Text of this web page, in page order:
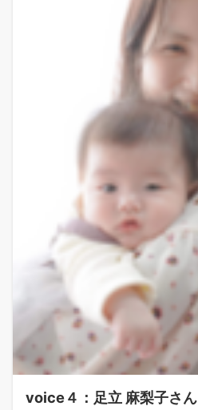
voice４：足立 麻梨子さん